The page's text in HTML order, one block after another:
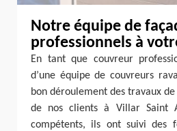
Notre équipe de
professionnels à
En tant que couvreur
d’une équipe de couvreurs
bon déroulement des travaux
de nos clients à Villar Saint
compétents, ils ont suivi des